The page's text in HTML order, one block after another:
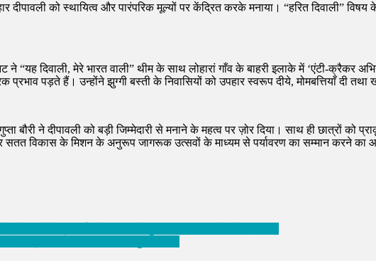
दीपावली को स्थायित्व और पारंपरिक मूल्यों पर केंद्रित करके मनाया। “हरित दिवाली”
दिवाली, मेरे भारत वाली” थीम के साथ लोहारां गाँव के बाहरी इलाके में ‘एंटी-क्रैकर
प्रभाव पड़ते हैं। उन्होंने झुग्गी बस्ती के निवासियों को उपहार स्वरूप दीये, मोमबत्तियाँ दी तथा
बौरी ने दीपावली को बड़ी जिम्मेदारी से मनाने के महत्व पर ज़ोर दिया। साथ ही छात्रों
सतत विकास के मिशन के अनुरूप जागरूक उत्सवों के माध्यम से पर्यावरण का सम्मान करने का